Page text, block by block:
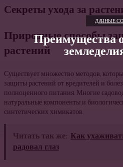
ДАЧНЫЕ
Преимущества
Секреты ухода за
Природные способы
растений
Существует множество методов,
защиты растений от вредителей и
полноценного питания. Многие
натуральные компоненты и
синтетических химикатов.
Читать так же: Как
радовал глаз